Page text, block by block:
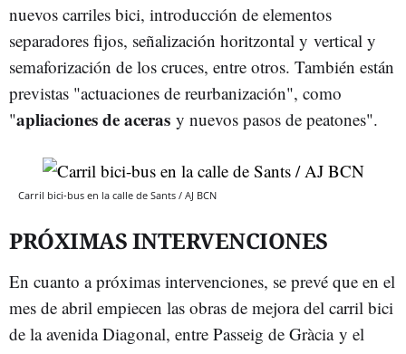
nuevos carriles bici, introducción de elementos
separadores fijos, señalización horitzontal y vertical y
semaforización de los cruces, entre otros. También están
previstas "actuaciones de reurbanización", como
"apliaciones de aceras y nuevos pasos de peatones".
Carril bici-bus en la calle de Sants / AJ BCN
PRÓXIMAS INTERVENCIONES
En cuanto a próximas intervenciones, se prevé que en el
mes de abril empiecen las obras de mejora del carril bici
de la avenida Diagonal, entre Passeig de Gràcia y el